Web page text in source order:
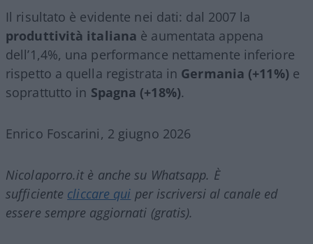
Il risultato è evidente nei dati: dal 2007 la
produttività italiana è aumentata appena
dell’1,4%, una performance nettamente inferiore
rispetto a quella registrata in Germania (+11%) e
soprattutto in Spagna (+18%).
Enrico Foscarini, 2 giugno 2026
Nicolaporro.it è anche su Whatsapp. È
sufficiente cliccare qui per iscriversi al canale ed
essere sempre aggiornati (gratis).